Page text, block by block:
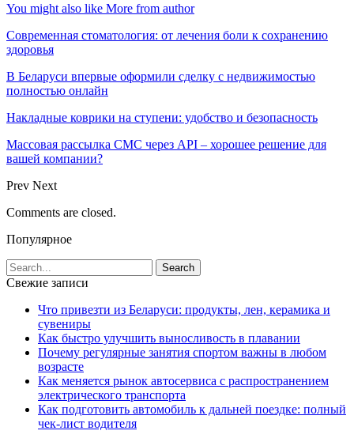
You might also like More from author
Современная стоматология: от лечения боли к сохранению
здоровья
В Беларуси впервые оформили сделку с недвижимостью
полностью онлайн
Накладные коврики на ступени: удобство и безопасность
Массовая рассылка СМС через API – хорошее решение для
вашей компании?
Prev Next
Comments are closed.
Популярное
Свежие записи
Что привезти из Беларуси: продукты, лен, керамика и
сувениры
Как быстро улучшить выносливость в плавании
Почему регулярные занятия спортом важны в любом
возрасте
Как меняется рынок автосервиса с распространением
электрического транспорта
Как подготовить автомобиль к дальней поездке: полный
чек-лист водителя